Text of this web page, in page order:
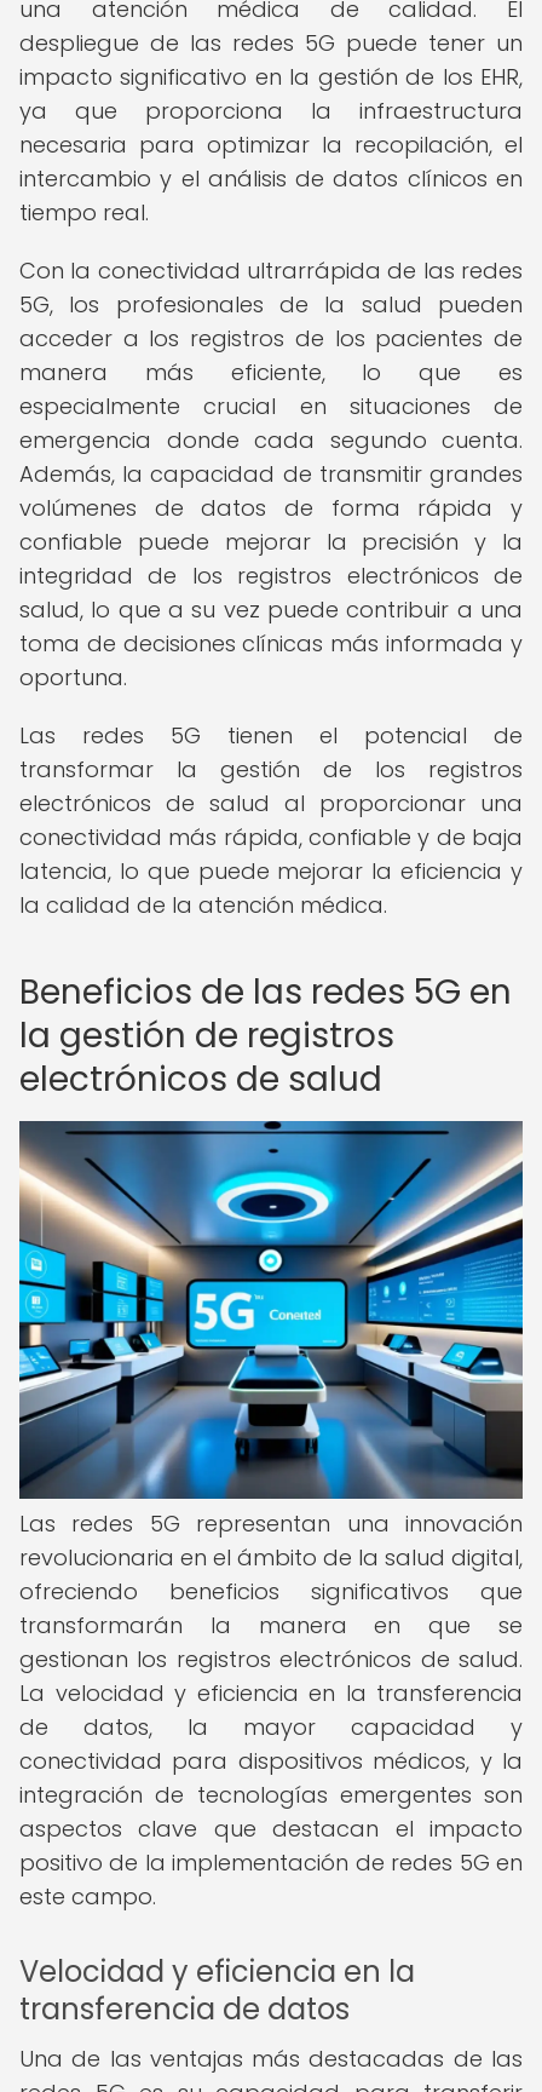
una atención médica de calidad. El
despliegue de las redes 5G puede tener un
impacto significativo en la gestión de los EHR,
ya que proporciona la infraestructura
necesaria para optimizar la recopilación, el
intercambio y el análisis de datos clínicos en
tiempo real.
Con la conectividad ultrarrápida de las redes
5G, los profesionales de la salud pueden
acceder a los registros de los pacientes de
manera más eficiente, lo que es
especialmente crucial en situaciones de
emergencia donde cada segundo cuenta.
Además, la capacidad de transmitir grandes
volúmenes de datos de forma rápida y
confiable puede mejorar la precisión y la
integridad de los registros electrónicos de
salud, lo que a su vez puede contribuir a una
toma de decisiones clínicas más informada y
oportuna.
Las redes 5G tienen el potencial de
transformar la gestión de los registros
electrónicos de salud al proporcionar una
conectividad más rápida, confiable y de baja
latencia, lo que puede mejorar la eficiencia y
la calidad de la atención médica.
Beneficios de las redes 5G en
la gestión de registros
electrónicos de salud
Las redes 5G representan una innovación
revolucionaria en el ámbito de la salud digital,
ofreciendo beneficios significativos que
transformarán la manera en que se
gestionan los registros electrónicos de salud.
La velocidad y eficiencia en la transferencia
de datos, la mayor capacidad y
conectividad para dispositivos médicos, y la
integración de tecnologías emergentes son
aspectos clave que destacan el impacto
positivo de la implementación de redes 5G en
este campo.
Velocidad y eficiencia en la
transferencia de datos
Una de las ventajas más destacadas de las